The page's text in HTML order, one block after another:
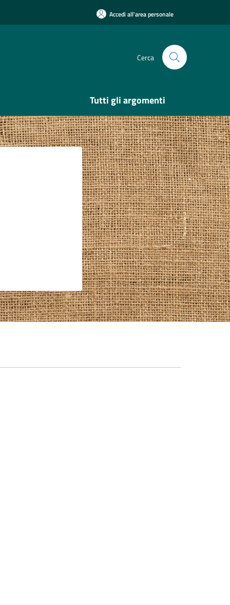
Accedi all'area personale
Cerca
Tutti gli argomenti